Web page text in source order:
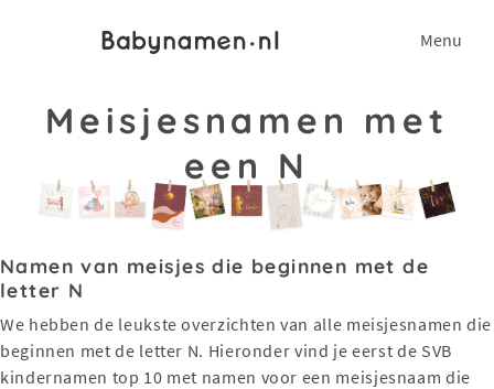
Menu
Meisjesnamen met
een N
Namen van meisjes die beginnen met de
letter N
We hebben de leukste overzichten van alle meisjesnamen die
beginnen met de letter N. Hieronder vind je eerst de SVB
kindernamen top 10 met namen voor een meisjesnaam die